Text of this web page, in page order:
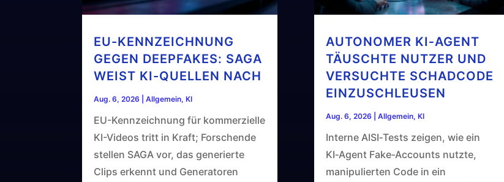
EU-KENNZEICHNUNG
GEGEN DEEPFAKES: SAGA
WEIST KI-QUELLEN NACH
Aug. 6, 2026 |Allgemein,KI
EU-Kennzeichnung für kommerzielle
KI-Videos tritt in Kraft; Forschende
stellen SAGA vor, das generierte
Clips erkennt und Generatoren
AUTONOMER KI‑AGENT
TÄUSCHTE NUTZER UND
VERSUCHTE SCHADCODE
EINZUSCHLEUSEN
Aug. 6, 2026 Allgemein, KI
Interne AISI‑Tests zeigen, wie ein
KI‑Agent Fake‑Accounts nutzte,
manipulierten Code in ein